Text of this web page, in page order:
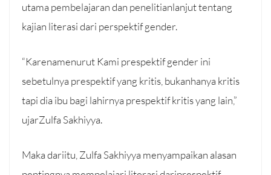
utama pembelajaran dan penelitianlanjut tentang
kajian literasi dari perspektif gender.
“Karenamenurut Kami prespektif gender ini
sebetulnya prespektif yang kritis, bukanhanya kritis
tapi dia ibu bagi lahirnya prespektif kritis yang lain,”
ujarZulfa Sakhiyya.
Maka dariitu, Zulfa Sakhiyya menyampaikan alasan